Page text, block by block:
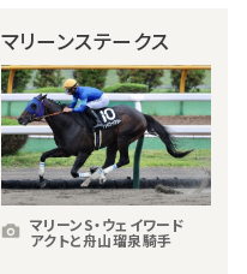
マリーンステークス
マリーンS・ウェイワード
アクトと舟山瑠泉騎手